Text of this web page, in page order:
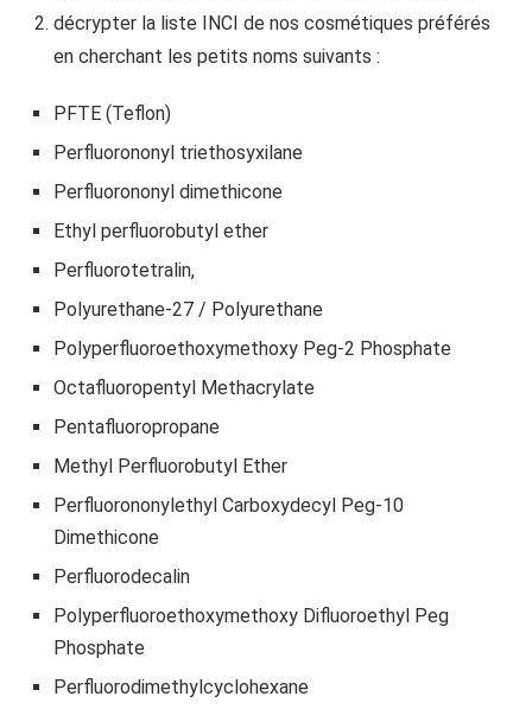
décrypter la liste INCI de nos cosmétiques préférés
en cherchant les petits noms suivants :
PFTE (Teflon)
Perfluorononyl triethosyxilane
Perfluorononyl dimethicone
Ethyl perfluorobutyl ether
Perfluorotetralin,
Polyurethane-27 / Polyurethane
Polyperfluoroethoxymethoxy Peg-2 Phosphate
Octafluoropentyl Methacrylate
Pentafluoropropane
Methyl Perfluorobutyl Ether
Perfluorononylethyl Carboxydecyl Peg-10
Dimethicone
Perfluorodecalin
Polyperfluoroethoxymethoxy Difluoroethyl Peg
Phosphate
Perfluorodimethylcyclohexane